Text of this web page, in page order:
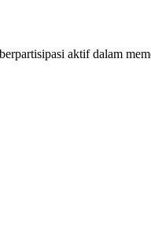
aktif dalam